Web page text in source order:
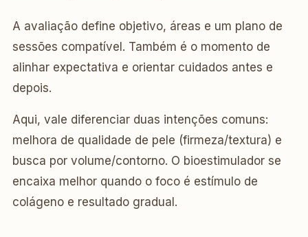
A avaliação define objetivo, áreas e um plano de
sessões compatível. Também é o momento de
alinhar expectativa e orientar cuidados antes e
depois.
Aqui, vale diferenciar duas intenções comuns:
melhora de qualidade de pele (firmeza/textura) e
busca por volume/contorno. O bioestimulador se
encaixa melhor quando o foco é estímulo de
colágeno e resultado gradual.